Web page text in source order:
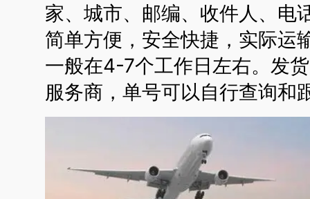
家、城市、邮编、收件人、电
简单方便，安全快捷，实际运
一般在4-7个工作日左右。发
服务商，单号可以自行查询和